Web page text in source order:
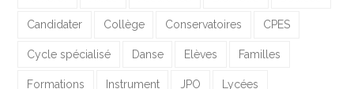
Candidater Collège Conservatoires CPES
Cycle spécialisé Danse Elèves Familles
Formations Instrument JPO Lycées